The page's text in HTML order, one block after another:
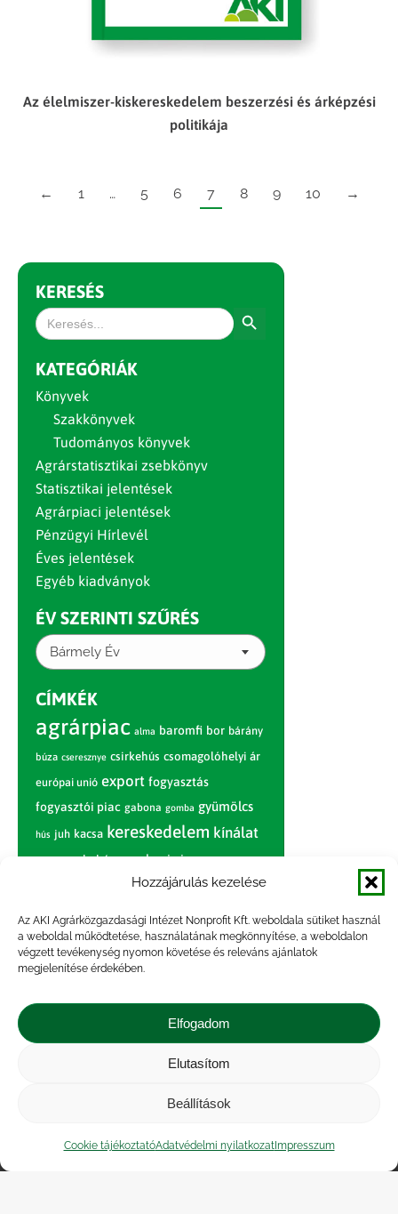
Hozzájárulás kezelése
Az AKI Agrárközgazdasági Intézet Nonprofit Kft. weboldala sütiket használ
a weboldal működtetése, használatának megkönnyítése, a weboldalon
végzett tevékenység nyomon követése és releváns ajánlatok
megjelenítése érdekében.
Elfogadom
Elutasítom
Beállítások
Cookie tájékoztatóAdatvédelmi nyilatkozatImpresszum
Az élelmiszer-kiskereskedelem beszerzési és árképzési
politikája
← 1 … 5 6 7 8 9 10 →
KERESÉS
Search
for:
KATEGÓRIÁK
Könyvek
Szakkönyvek
Tudományos könyvek
Agrárstatisztikai zsebkönyv
Statisztikai jelentések
Agrárpiaci jelentések
Pénzügyi Hírlevél
Éves jelentések
Egyéb kiadványok
ÉV SZERINTI SZŰRÉS
Bármely Év
CÍMKÉK
agrárpiac alma baromfi bor bárány
búza cseresznye csirkehús csomagolóhelyi ár
európai unió export fogyasztás
fogyasztói piac gabona gomba gyümölcs
hús juh kacsa kereskedelem kínálat
körte marhahús nagybani piac narancs
nemzetközi árinformációk
paradicsom piac piaci jelentés
pulyka pulykahús sertés sertéshús
szarvasmarha termelés
termelői
zöldség árak
átlagárértékesítési ár
Közérdekű adatok
| Adatvédelmi nyilatkozat
|